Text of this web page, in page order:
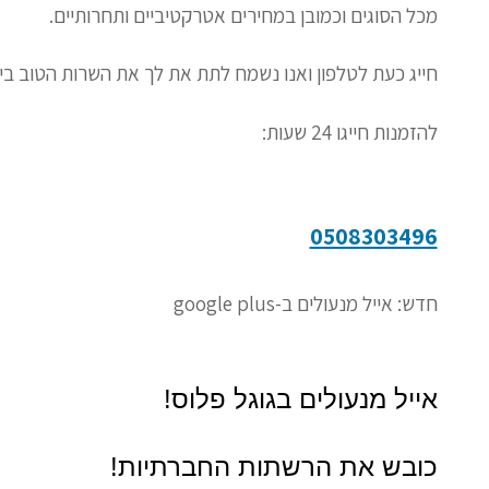
מכל הסוגים וכמובן במחירים אטרקטיביים ותחרותיים.
חייג כעת לטלפון ואנו נשמח לתת את לך את השרות הטוב
להזמנות חייגו 24 שעות:
0508303496
חדש: אייל מנעולים ב-google plus
אייל מנעולים בגוגל פלוס!
כובש את הרשתות החברתיות!